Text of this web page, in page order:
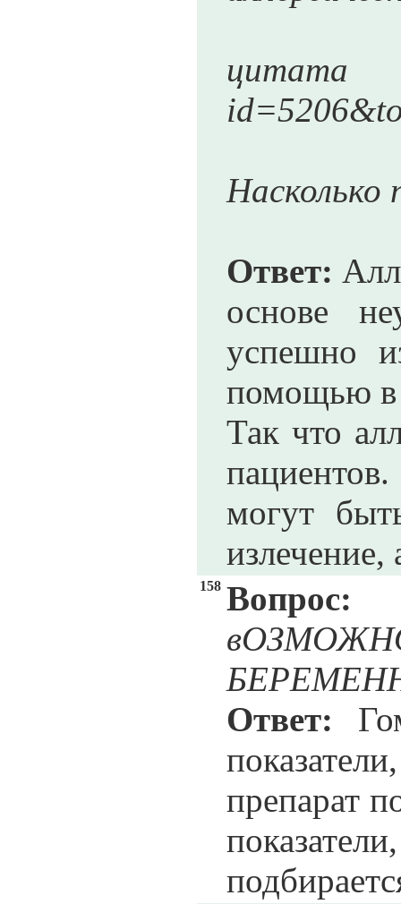
цитата
Насколько
Ответ:
основе
успешно
помощью в
Так что
могут
излечение,
158 Вопрос:
Ответ:
препарат